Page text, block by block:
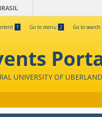
1 Go to menu 2 Go to search
UNIVERSITY OF